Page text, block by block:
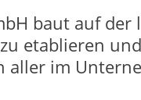
baut auf
etablieren
im